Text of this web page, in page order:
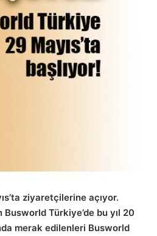
ziyaretçilerine açıyor.
Türkiye’de bu yıl 20
merak edilenleri Busworld